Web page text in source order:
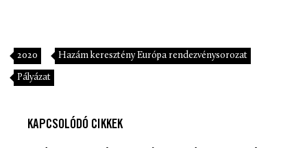
2020 Hazám keresztény Európa rendezvénysorozat
Pályázat
KAPCSOLÓDÓ CIKKEK